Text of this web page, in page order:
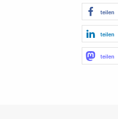
teilen
teilen
teilen